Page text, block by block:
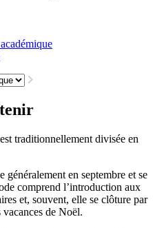
traditionnellement divisée en
généralement en septembre et se
comprend l’introduction aux
et, souvent, elle se clôture par
vacances de Noël.